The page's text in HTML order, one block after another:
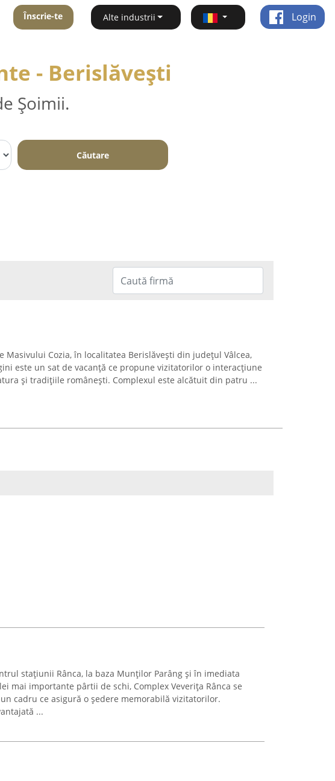
Înscrie-te Alte industrii Login
- Berislăveşti
Șoimii.
Căutare
Masivului Cozia, în localitatea Berislăvești din județul Vâlcea,
este un sat de vacanță ce propune vizitatorilor o interacțiune
și tradițiile românești. Complexul este alcătuit din patru ...
stațiunii Rânca, la baza Munților Parâng și în imediata
mai importante pârtii de schi, Complex Veverița Rânca se
cadru ce asigură o ședere memorabilă vizitatorilor.
...